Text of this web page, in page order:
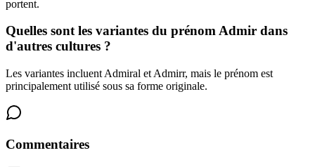
portent.
Quelles sont les variantes du prénom Admir dans
d'autres cultures ?
Les variantes incluent Admiral et Admirr, mais le prénom est
principalement utilisé sous sa forme originale.
Commentaires